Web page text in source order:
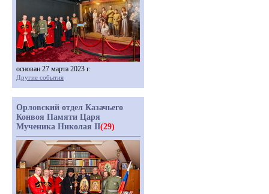
основан 27 марта 2023 г.
Другие события
Орловский отдел Казачьего
Конвоя Памяти Царя
Мученика Николая II(29)